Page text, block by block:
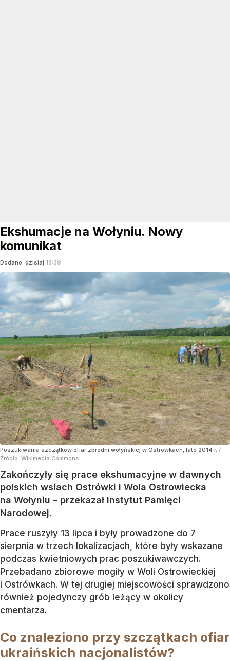
Ekshumacje na Wołyniu. Nowy
komunikat
Dodano: dzisiaj 18:39
Poszukiwania szczątków ofiar zbrodni wołyńskiej w Ostrówkach, lato 2014 r. /
Źródło: Wikimedia Commons
Zakończyły się prace ekshumacyjne w dawnych
polskich wsiach Ostrówki i Wola Ostrowiecka
na Wołyniu – przekazał Instytut Pamięci
Narodowej.
Prace ruszyły 13 lipca i były prowadzone do 7
sierpnia w trzech lokalizacjach, które były wskazane
podczas kwietniowych prac poszukiwawczych.
Przebadano zbiorowe mogiły w Woli Ostrowieckiej
i Ostrówkach. W tej drugiej miejscowości sprawdzono
również pojedynczy grób leżący w okolicy
cmentarza.
Co znaleziono przy szczątkach ofiar
ukraińskich nacjonalistów?